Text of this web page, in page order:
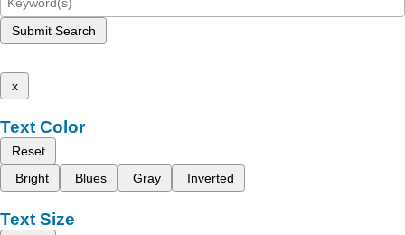
Submit Search
x
Text Color
Reset
Bright
Blues Gray Inverted
Text Size